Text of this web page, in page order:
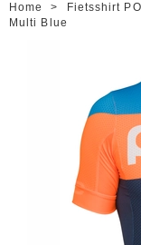
Home >
Fietsshirt
Multi Blue